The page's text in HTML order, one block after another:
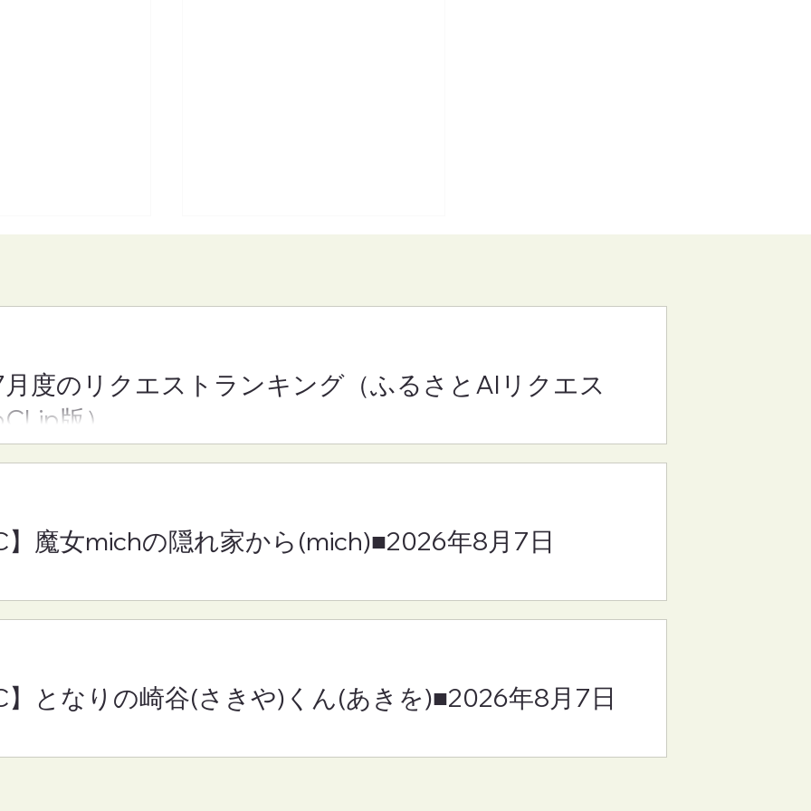
魔女michの隠れ
年8月7日
【FM-YRC】となりの崎谷(さ
度のリクエストランキング（ふるさとAIリクエス
版）
】魔女michの隠れ家から(mich)■2026年8月7日
】となりの崎谷(さきや)くん(あきを)■2026年8月7日